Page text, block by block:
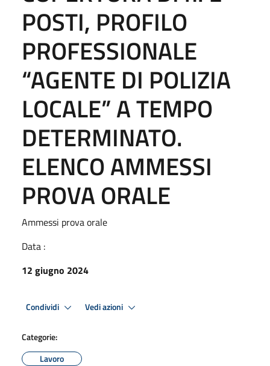
POSTI, PROFILO
PROFESSIONALE
“AGENTE DI POLIZIA
LOCALE” A TEMPO
DETERMINATO.
ELENCO AMMESSI
PROVA ORALE
Ammessi prova orale
Data :
12 giugno 2024
Condividi Vedi azioni
Categorie:
Lavoro